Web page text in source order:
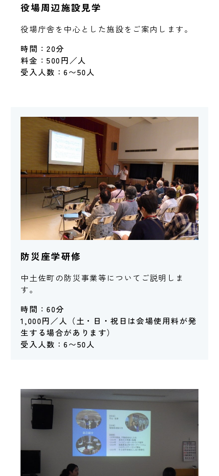
役場周辺施設見学
役場庁舎を中心とした施設をご案内します。
時間：20分
料金：500円／人
受入人数：6〜50人
防災座学研修
中土佐町の防災事業等についてご説明しま
す。
時間：60分
1,000円／人（土・日・祝日は会場使用料が発
生する場合があります）
受入人数：6〜50人